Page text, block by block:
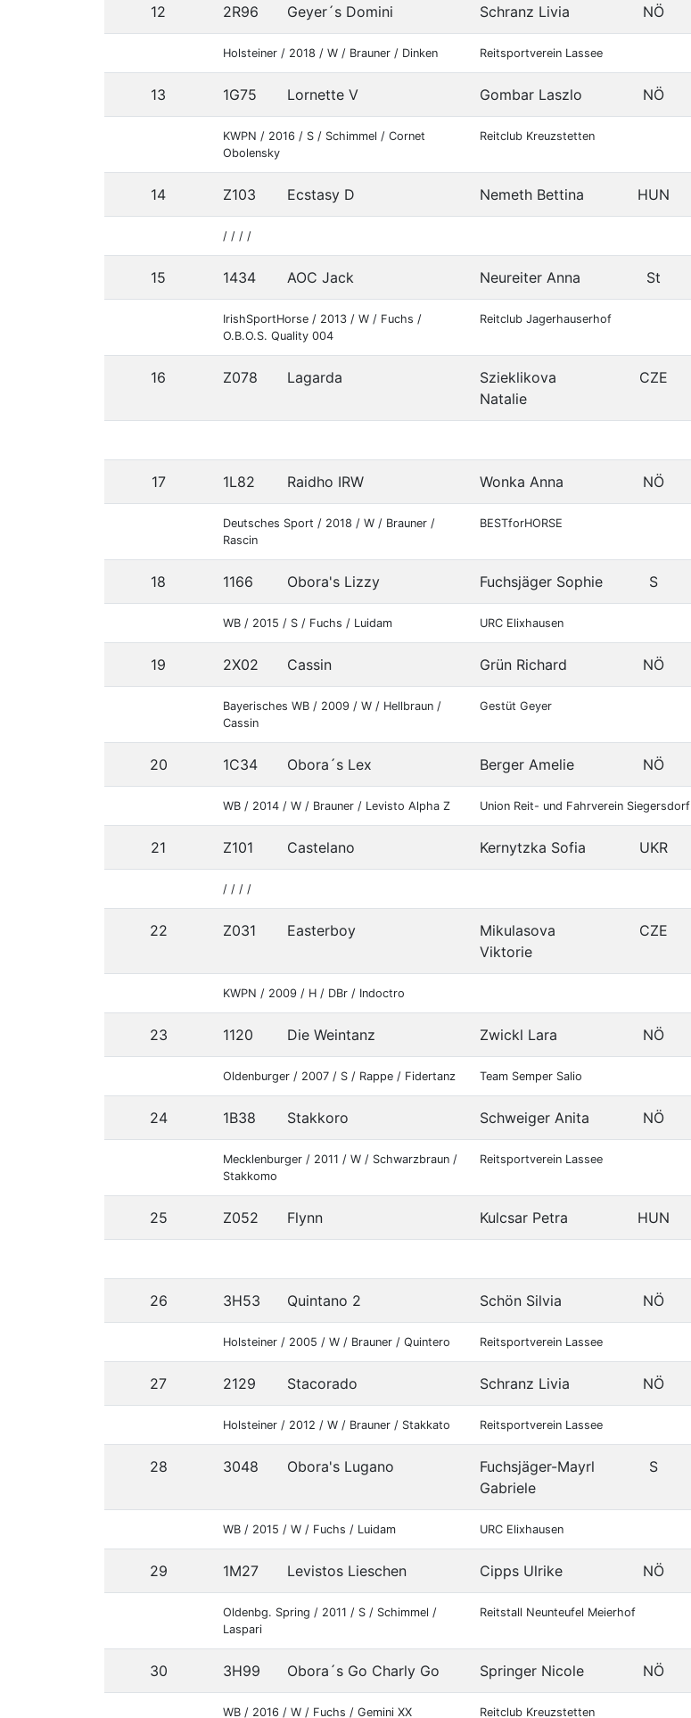
12 2R96 Geyer´s Domini Schranz Livia NÖ
Holsteiner / 2018 / W / Brauner / Dinken Reitsportverein Lassee
13 1G75 Lornette V Gombar Laszlo NÖ
KWPN / 2016 / S / Schimmel / Cornet
Obolensky
Reitclub Kreuzstetten
14 Z103 Ecstasy D Nemeth Bettina HUN
/ / / /
15 1434 AOC Jack Neureiter Anna St
IrishSportHorse / 2013 / W / Fuchs /
O.B.O.S. Quality 004
Reitclub Jagerhauserhof
16 Z078 Lagarda
Szieklikova
Natalie
CZE
17 1L82 Raidho IRW Wonka Anna NÖ
Deutsches Sport / 2018 / W / Brauner /
Rascin
BESTforHORSE
18 1166 Obora's Lizzy Fuchsjäger Sophie S
WB / 2015 / S / Fuchs / Luidam URC Elixhausen
19 2X02 Cassin Grün Richard NÖ
Bayerisches WB / 2009 / W / Hellbraun /
Cassin
Gestüt Geyer
20 1C34 Obora´s Lex Berger Amelie NÖ
WB / 2014 / W / Brauner / Levisto Alpha Z Union Reit- und Fahrverein Siegersdorf
21 Z101 Castelano Kernytzka Sofia UKR
/ / / /
22 Z031 Easterboy
Mikulasova
Viktorie
CZE
KWPN / 2009 / H / DBr / Indoctro
23 1120 Die Weintanz Zwickl Lara NÖ
Oldenburger / 2007 / S / Rappe / Fidertanz Team Semper Salio
24 1B38 Stakkoro Schweiger Anita NÖ
Mecklenburger / 2011 / W / Schwarzbraun /
Stakkomo
Reitsportverein Lassee
25 Z052 Flynn Kulcsar Petra HUN
26 3H53 Quintano 2 Schön Silvia NÖ
Holsteiner / 2005 / W / Brauner / Quintero Reitsportverein Lassee
27 2129 Stacorado Schranz Livia NÖ
Holsteiner / 2012 / W / Brauner / Stakkato Reitsportverein Lassee
28 3048 Obora's Lugano
Fuchsjäger-Mayrl
Gabriele
S
WB / 2015 / W / Fuchs / Luidam URC Elixhausen
29 1M27 Levistos Lieschen Cipps Ulrike NÖ
Oldenbg. Spring / 2011 / S / Schimmel /
Laspari
Reitstall Neunteufel Meierhof
30 3H99 Obora´s Go Charly Go Springer Nicole NÖ
WB / 2016 / W / Fuchs / Gemini XX Reitclub Kreuzstetten